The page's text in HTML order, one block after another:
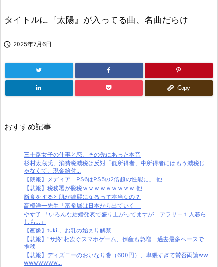
タイトルに『太陽』が入ってる曲、名曲だらけ
 2025年7月6日
Copy
おすすめ記事
三十路女子の仕事と恋、その先にあった本音
杉村太蔵氏、消費税減税は反対「低所得者、中所得者にはもう減税じ
ゃなくて、現金給付...
【朗報】メディア「PS6はPS5の2倍超の性能に」 他
【悲報】税務署が脱税ｗｗｗｗｗｗｗｗｗ 他
断食をすると肌が綺麗になるって本当なの？
高橋洋一先生「富裕層は日本から出ていく」
やす子 「いろんな結婚発表で盛り上がってますが アラサー１人暮ら
しも…」
【画像】tuki.、お乳の始まり解禁
【悲報】”サ終”相次ぐスマホゲーム、倒産も急増 過去最多ペースで
推移
【悲報】ディズニーのおいなり巻（600円）、卑猥すぎて賛否両論ww
wwwwwww...